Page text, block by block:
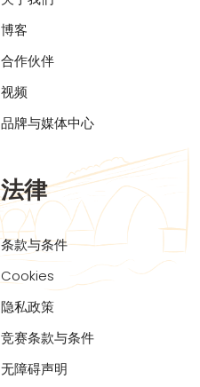
博客
合作伙伴
视频
品牌与媒体中心
法律
条款与条件
Cookies
隐私政策
竞赛条款与条件
无障碍声明